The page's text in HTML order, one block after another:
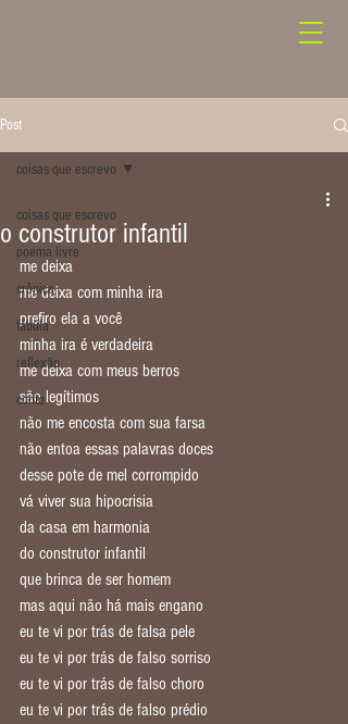
Post
coisas que escrevo
poema livre
crônica
fábula
reflexão
conto
coisas que escrevo
o construtor infantil
me deixa
me deixa com minha ira
prefiro ela a você
minha ira é verdadeira
me deixa com meus berros
são legítimos
não me encosta com sua farsa
não entoa essas palavras doces
desse pote de mel corrompido
vá viver sua hipocrisia
da casa em harmonia
do construtor infantil
que brinca de ser homem
mas aqui não há mais engano
eu te vi por trás de falsa pele
eu te vi por trás de falso sorriso
eu te vi por trás de falso choro
eu te vi por trás de falso prédio